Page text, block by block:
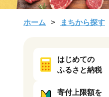
ホーム まちから探す
はじめての
ふるさと納税
寄付上限額を